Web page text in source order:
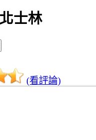
士林
(看評論)